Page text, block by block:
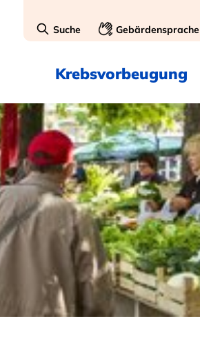
Suche Gebärdensprache
Krebsvorbeugung